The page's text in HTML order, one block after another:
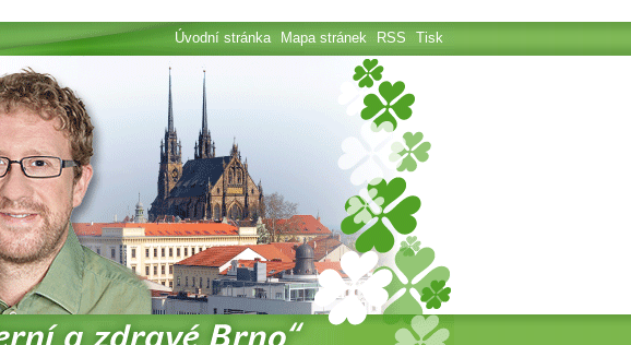
Úvodní stránka Mapa stránek RSS Tisk